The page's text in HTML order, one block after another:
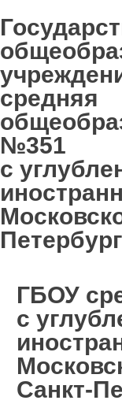
средняя
№351
с
ГБОУ
с
Санкт-